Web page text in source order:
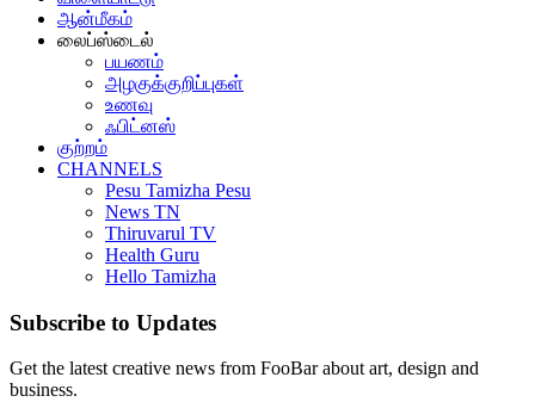
ஆன்மீகம்
லைப்ஸ்டைல்
பயணம்
அழகுக்குறிப்புகள்
உணவு
ஃபிட்னஸ்
குற்றம்
CHANNELS
Pesu Tamizha Pesu
News TN
Thiruvarul TV
Health Guru
Hello Tamizha
Subscribe to Updates
Get the latest creative news from FooBar about art, design and
business.